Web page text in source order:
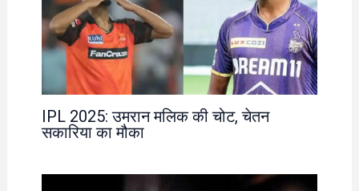
IPL 2025: उमरान मलिक की चोट, चेतन
सकारिया का मौका